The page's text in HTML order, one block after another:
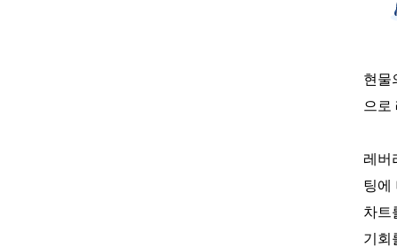
현물
으로
레버
팅에
차트
기회